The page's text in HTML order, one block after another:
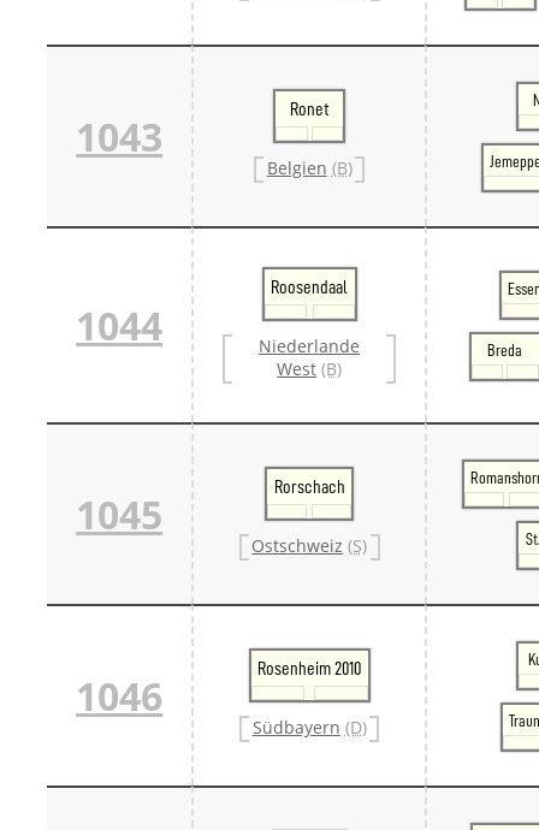
1043
Ronet
Belgien (B)
1044
Roosendaal
Niederlande
West (B)
Breda
1045
Rorschach
Ostschweiz (S)
1046
Rosenheim 2010
Südbayern (D)